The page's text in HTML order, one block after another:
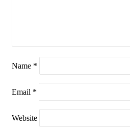
Name *
Email *
Website